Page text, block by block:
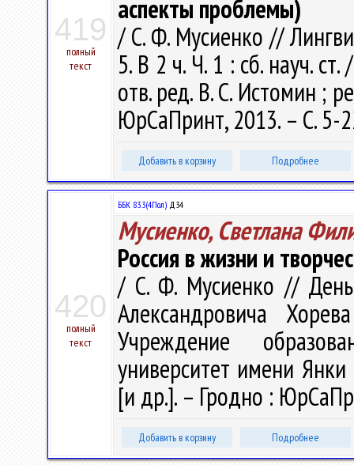
419
полный
текст
аспекты проблемы)
/ С. Ф. Мусиенко //
5. В 2 ч. Ч. 1 : сб. науч.
отв. ред. В. С. Истомин ;
ЮрСаПринт, 2013. – С. 5-
Добавить в корзину Подробнее
420
полный
текст
ББК 83.3(4Пол) Д34
Мусиенко, Светлана
Россия в жизни и
/ С. Ф. Мусиенко // День
Александровича
Учреждение
университет имени
[и др.]. – Гродно :
Добавить в корзину Подробнее